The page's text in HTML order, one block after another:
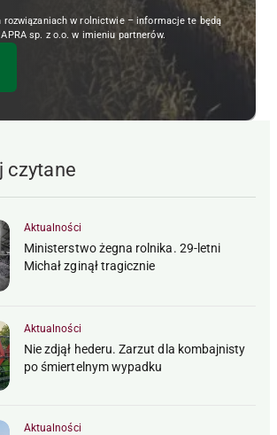
rozwiązaniach w rolnictwie – informacje te będą
APRA sp. z o.o. w imieniu partnerów.
czytane
Aktualności
Ministerstwo żegna rolnika. 29-letni
Michał zginął tragicznie
Aktualności
Nie zdjął hederu. Zarzut dla kombajnisty
po śmiertelnym wypadku
Aktualności